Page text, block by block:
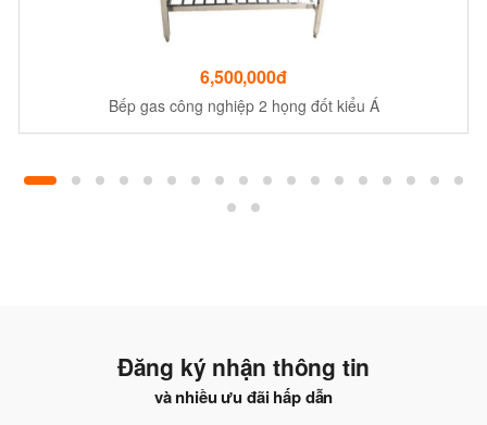
6,500,000đ
Bếp gas công nghiệp 2 họng đốt kiểu Á
Đăng ký nhận thông tin
và nhiều ưu đãi hấp dẫn